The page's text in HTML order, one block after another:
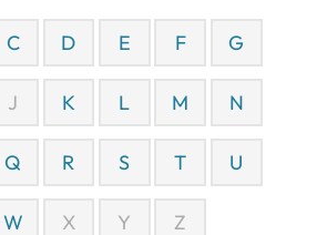
C D E F G
J K L M N
Q R S T U
W X Y Z